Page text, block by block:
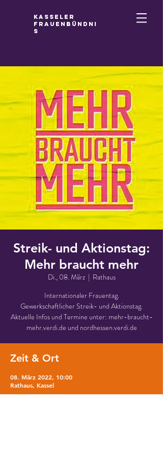
Kasseler
Frauenbündni
s
Streik- und Aktionstag:
Mehr braucht mehr
Di., 08. März
  |
Rathaus
Internationaler Frauentag.
Gewerkschaftlicher Streik- und Aktionstag.
Aktuelle Infos und Termine unter: mehr-braucht-
mehr.verdi.de und nordhessen.verdi.de
Zeit & Ort
08. März 2022, 10:00
Rathaus, Kassel